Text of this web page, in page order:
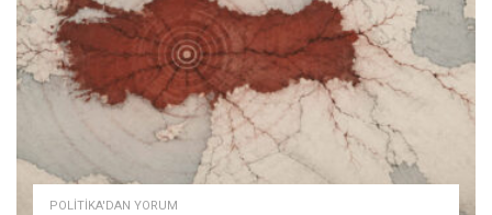
POLITIKA'DAN YORUM